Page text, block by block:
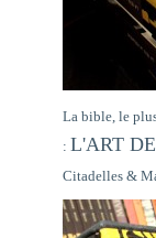
La bible, le
: L'ART
Citadelles &